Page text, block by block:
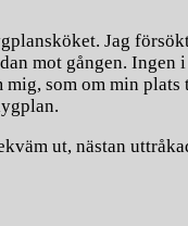
Jag
mot gången. Ingen
som om min
ut, nästan